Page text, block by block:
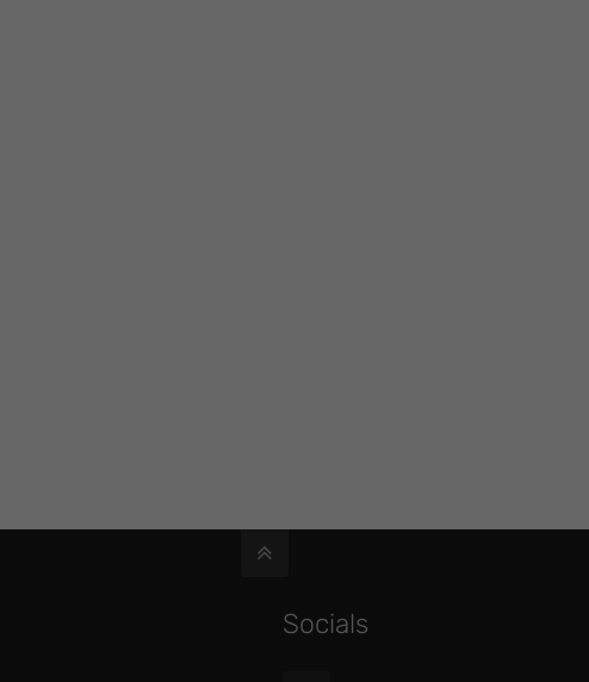
Socials